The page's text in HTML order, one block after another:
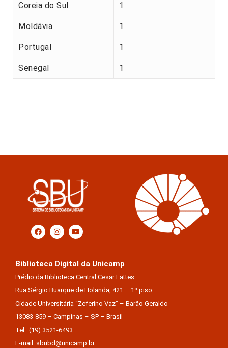
Coreia do Sul 1
Moldávia 1
Portugal 1
Senegal 1
Biblioteca Digital da Unicamp
Prédio da Biblioteca Central Cesar Lattes
Rua Sérgio Buarque de Holanda, 421 – 1º piso
Cidade Universitária “Zeferino Vaz” – Barão Geraldo
13083-859 – Campinas – SP – Brasil
Tel.: (19) 3521-6493
E-mail: sbubd@unicamp.br